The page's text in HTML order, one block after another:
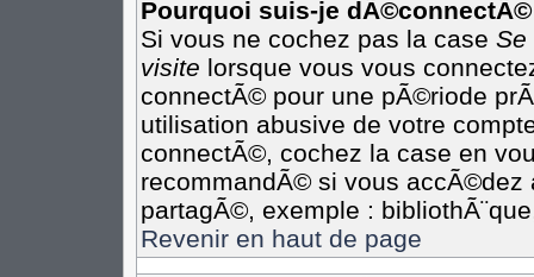
Pourquoi suis-je
Si vous ne cochez pas la case Se
visite lorsque vous vous
connectÃ© pour une pÃ©riode
utilisation abusive de votre
connectÃ©, cochez la case en
recommandÃ© si vous accÃ©dez
partagÃ©, exemple :
Revenir en haut de page